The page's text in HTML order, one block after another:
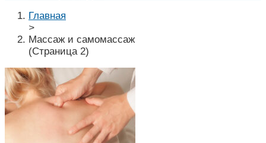
Главная
>
Массаж и самомассаж
(Страница 2)